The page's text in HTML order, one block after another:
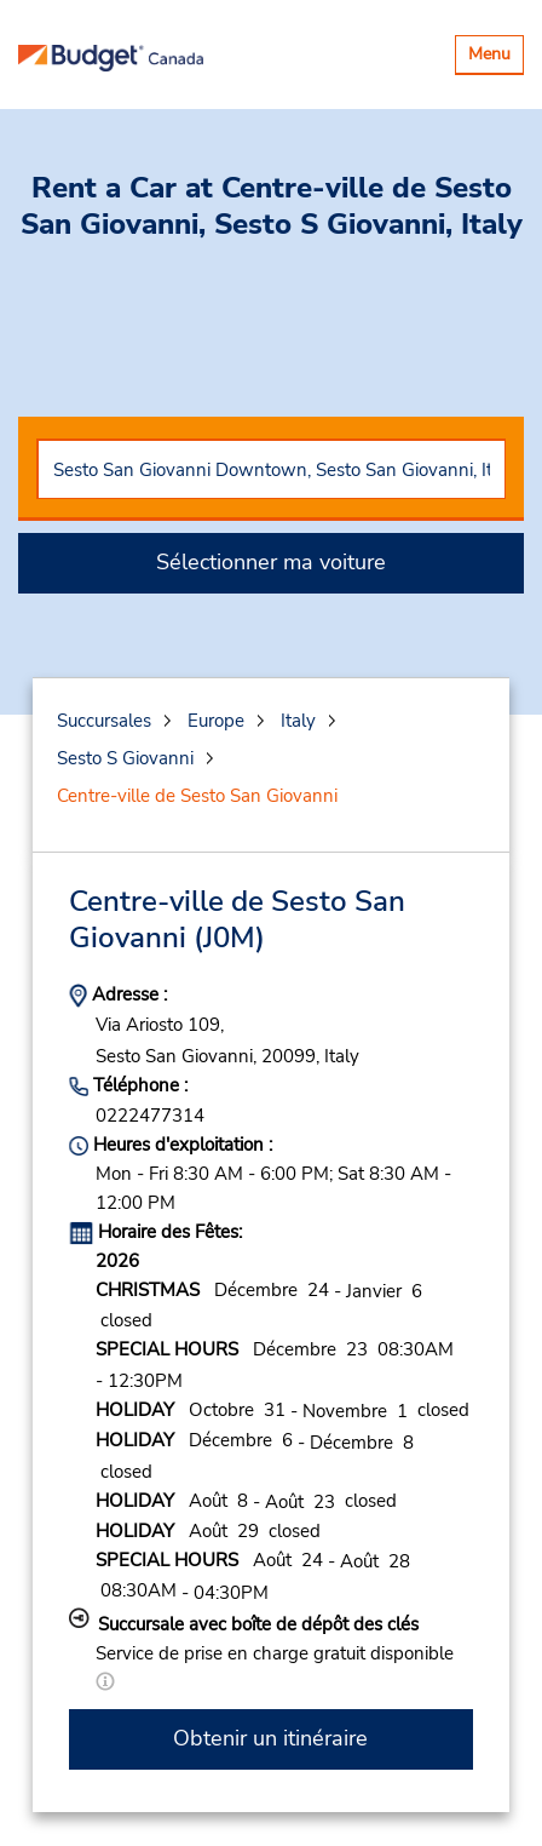
Basculer
la
Menu
Rent a Car at Centre-ville de Sesto
San Giovanni, Sesto S Giovanni, Italy
Sélectionner ma voiture
Succursales Europe
Italy
Sesto S Giovanni
Centre-ville de Sesto San Giovanni
Centre-ville de Sesto San
Giovanni (J0M)
Adresse :
Via Ariosto 109,
Sesto San Giovanni, 20099, Italy
Téléphone :
0222477314
Heures d'exploitation :
Mon - Fri 8:30 AM - 6:00 PM; Sat 8:30 AM -
12:00 PM
Horaire des Fêtes:
2026
CHRISTMASDécembre 24 - Janvier 6
closed
SPECIAL HOURSDécembre 23 08:30AM
- 12:30PM
HOLIDAYOctobre 31 - Novembre 1 closed
HOLIDAYDécembre 6 - Décembre 8
closed
HOLIDAYAoût 8 - Août 23 closed
HOLIDAYAoût 29 closed
SPECIAL HOURSAoût 24 - Août 28
08:30AM - 04:30PM
Succursale avec boîte de dépôt des clés
Service de prise en charge gratuit disponible
Obtenir un itinéraire